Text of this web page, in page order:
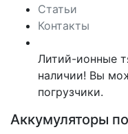
Статьи
Контакты
Литий-ионные
наличии! Вы
погрузчики.
Аккумуляторы